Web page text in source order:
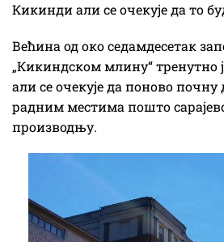
Кикинди али се очекује да то
Већина од око седамдесетак
„Кикиндском млину“ тренутно
али се очекује да поново
радним местима пошто
производњу.